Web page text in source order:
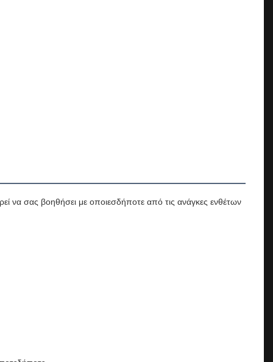
να σας βοηθήσει με οποιεσδήποτε από τις ανάγκες ενθέτων